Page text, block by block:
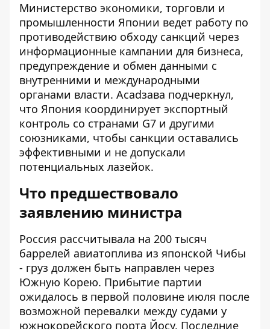
Министерство экономики, торговли и
промышленности Японии ведет работу по
противодействию обходу санкций через
информационные кампании для бизнеса,
предупреждение и обмен данными с
внутренними и международными
органами власти. Acadзава подчеркнул,
что Япония координирует экспортный
контроль со странами G7 и другими
союзниками, чтобы санкции оставались
эффективными и не допускали
потенциальных лазейок.
Что предшествовало
заявлению министра
Россия рассчитывала на 200 тысяч
баррелей авиатоплива из японской Чибы
- груз должен быть направлен через
Южную Корею. Прибытие партии
ожидалось в первой половине июля после
возможной перевалки между судами у
южнокорейского порта Йосу. Последние